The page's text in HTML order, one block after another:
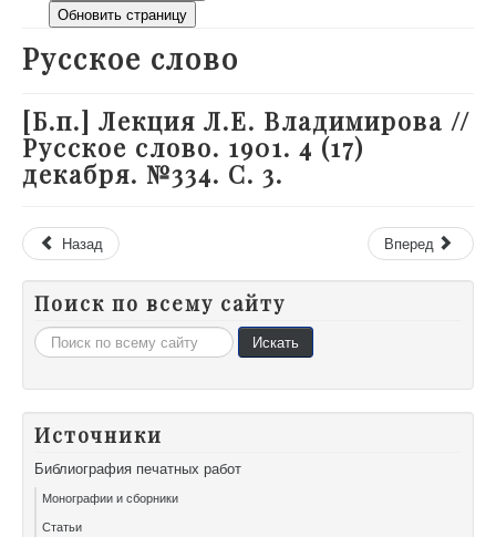
Обновить страницу
Русское слово
[Б.п.] Лекция Л.Е. Владимирова //
Русское слово. 1901. 4 (17)
декабря. №334. С. 3.
Назад Вперед
Поиск по всему сайту
Искать... Искать
Источники
Библиография печатных работ
Монографии и сборники
Статьи